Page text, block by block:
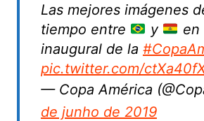
Las mejores imágenes
tiempo entre
y
en
inaugural de la
pic.twitter.com/
— Copa América
de junho de 2019